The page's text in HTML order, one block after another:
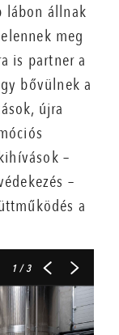
lábon állnak
meg
is partner a
bővülnek a
újra
–
–
a
1/ 3